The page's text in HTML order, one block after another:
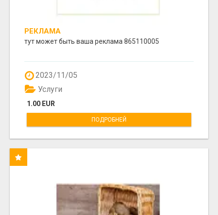
РЕКЛАМА
тут может быть ваша реклама 865110005
2023/11/05
1.00 EUR
Услуги
ПОДРОБНЕЙ